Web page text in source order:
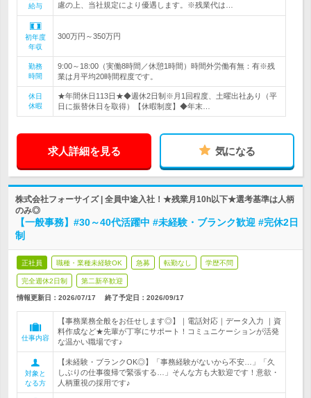
給与
慮の上、当社規定により優遇します。※残業代は…
初年度
年収
300万円～350万円
勤務
時間
9:00～18:00（実働8時間／休憩1時間）時間外労働有無：有※残
業は月平均20時間程度です。
休日
休暇
★年間休日113日★◆週休2日制※月1回程度、土曜出社あり（平
日に振替休日を取得）【休暇制度】◆年末…
求人詳細を見る 気になる
株式会社フォーサイズ | 全員中途入社！★残業月10h以下★選考基準は人柄
のみ◎
【一般事務】#30～40代活躍中 #未経験・ブランク歓迎 #完休2日
制
正社員 職種・業種未経験OK 急募 転勤なし 学歴不問
完全週休2日制 第二新卒歓迎
情報更新日：2026/07/17 終了予定日： 2026/09/17
仕事内容
【事務業務全般をお任せします◎】｜電話対応｜データ入力 ｜資
料作成など★先輩が丁寧にサポート！コミュニケーションが活発
な温かい職場です♪
対象と
なる方
【未経験・ブランクOK◎】「事務経験がないから不安…」「久
しぶりの仕事復帰で緊張する…」そんな方も大歓迎です！意欲・
人柄重視の採用です♪